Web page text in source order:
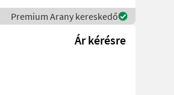
Premium Arany kereskedő
Ár kérésre